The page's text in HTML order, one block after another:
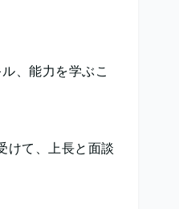
、能力を学ぶこ
けて、上長と面談